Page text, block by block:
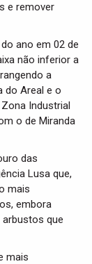
e remover
ano em 02 de
não inferior a
a
do Areal e o
Industrial
o de Miranda
das
Lusa que,
mais
embora
que
mais